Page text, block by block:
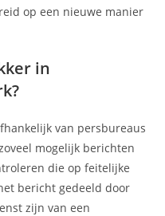
op een nieuwe manier
in
van persbureaus
mogelijk berichten
die op feitelijke
bericht gedeeld door
zijn van een